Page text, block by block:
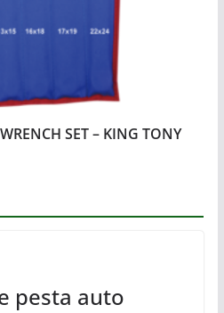
SET – KING TONY
pesta auto